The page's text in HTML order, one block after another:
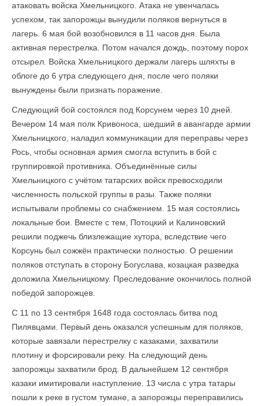
атаковать войска Хмельницкого. Атака не увенчалась
успехом, так запорожцы вынудили поляков вернуться в
лагерь. 6 мая бой возобновился в 11 часов дня. Была
активная перестрелка. Потом начался дождь, поэтому порох
отсырел. Войска Хмельницкого держали лагерь шляхты в
облоге до 6 утра следующего дня, после чего поляки
вынуждены были признать поражение.
Следующий бой состоялся под Корсунем через 10 дней.
Вечером 14 мая полк Кривоноса, шедший в авангарде армии
Хмельницкого, наладил коммуникации для переправы через
Рось, чтобы основная армия смогла вступить в бой с
группировкой противника. Объединённые силы
Хмельницкого с учётом татарских войск превосходили
численность польской группы в разы. Также поляки
испытывали проблемы со снабжением. 15 мая состоялись
локальные бои. Вместе с тем, Потоцкий и Калиновский
решили поджечь близлежащие хутора, вследствие чего
Корсунь был сожжён практически полностью. О решении
поляков отступать в сторону Богуслава, козацкая разведка
доложила Хмельницкому. Преследование окончилось полной
победой запорожцев.
С 11 по 13 сентября 1648 года состоялась битва под
Пилявцами. Первый день оказался успешным для поляков,
которые завязали перестрелку с казаками, захватили
плотину и форсировали реку. На следующий день
запорожцы захватили брод. В дальнейшем 12 сентября
казаки имитировали наступление. 13 числа с утра татары
пошли к реке в густом тумане, а запорожцы переправились